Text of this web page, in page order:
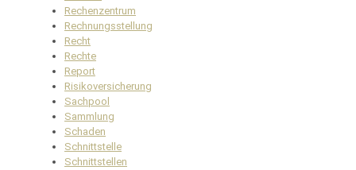
Rechenzentrum
Rechnungsstellung
Recht
Rechte
Report
Risikoversicherung
Sachpool
Sammlung
Schaden
Schnittstelle
Schnittstellen